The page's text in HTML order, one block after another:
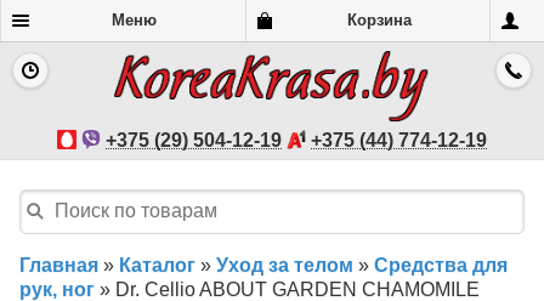
Меню Корзина
+375 (29) 504-12-19 +375 (44) 774-12-19
Главная » Каталог » Уход за телом » Средства для
рук, ног » Dr. Cellio ABOUT GARDEN CHAMOMILE